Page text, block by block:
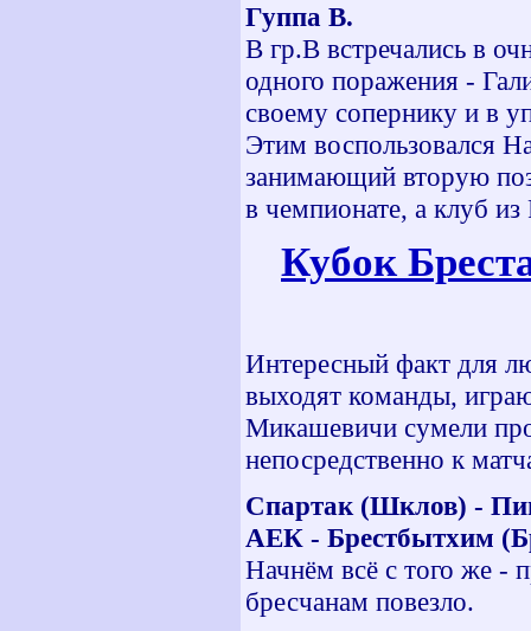
Гуппа В.
В гр.В встречались в
одного поражения -
своему сопернику и в
Этим воспользовался
занимающий вторую
в чемпионате, а клуб
Кубок
Интересный факт для
выходят команды,
Микашевичи сумели
непосредственно к
Спартак (Шклов) -
АЕК - Брестбытхим
Начнём всё с того же -
бресчанам повезло.